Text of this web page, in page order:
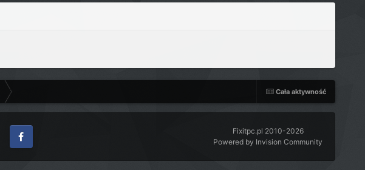
Cała aktywność
Facebook
Fixitpc.pl 2010-2026
Powered by Invision Community